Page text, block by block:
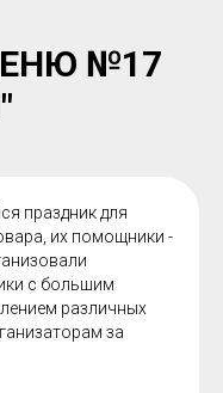
№17
праздник для
их помощники -
с большим
различных
за